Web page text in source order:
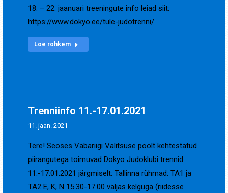
18. – 22. jaanuari treeningute info leiad siit:
https://www.dokyo.ee/tule-judotrenni/
Loe rohkem
Trenniinfo 11.-17.01.2021
11. jaan. 2021
Tere! Seoses Vabariigi Valitsuse poolt kehtestatud
piirangutega toimuvad Dokyo Judoklubi trennid
11.-17.01.2021 järgmiselt: Tallinna rühmad: TA1 ja
TA2 E, K, N 15.30-17.00 väljas kelguga (riidesse